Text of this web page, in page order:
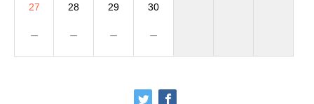
27
－
28
－
29
－
30
－